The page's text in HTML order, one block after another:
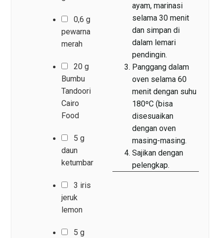
ayam, marinasi
selama 30 menit
dan simpan di
dalam lemari
pendingin.
Panggang dalam
oven selama 60
menit dengan suhu
180ºC (bisa
disesuaikan
dengan oven
masing-masing.
Sajikan dengan
pelengkap.
0,6 g
pewarna
merah
20 g
Bumbu
Tandoori
Cairo
Food
5 g
daun
ketumbar
3 iris
jeruk
lemon
5 g